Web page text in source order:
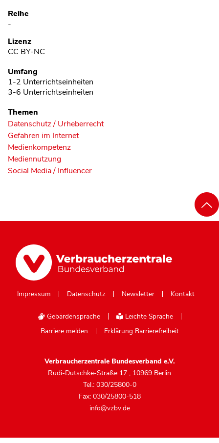
Reihe
-
Lizenz
CC BY-NC
Umfang
1-2 Unterrichtseinheiten
3-6 Unterrichtseinheiten
Themen
Datenschutz / Urheberrecht
Gefahren im Internet
Medienkompetenz
Mediennutzung
Social Media / Influencer
Impressum Datenschutz Newsletter Kontakt
Gebärdensprache
Leichte Sprache
Barriere melden
Erklärung Barrierefreiheit
Verbraucherzentrale Bundesverband e.V.
Rudi-Dutschke-Straße 17 , 10969 Berlin
Tel.: 030/25800-0
Fax: 030/25800-518
info@vzbv.de